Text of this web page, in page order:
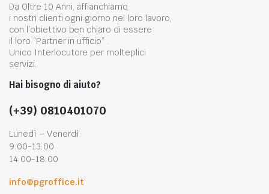
Da Oltre 10 Anni, affianchiamo
i nostri clienti ogni giorno nel loro lavoro,
con l’obiettivo ben chiaro di essere
il loro “Partner in ufficio” .
Unico Interlocutore per molteplici
servizi.
Hai bisogno di aiuto?
(+39) 0810401070
Lunedì – Venerdì:
9:00-13:00
14:00-18:00
info@pgroffice.it